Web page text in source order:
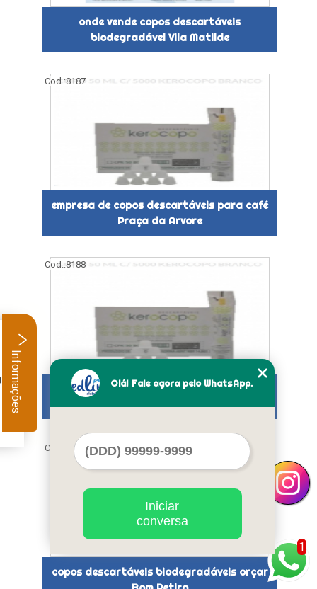
onde vende copos descartáveis
biodegradável Vila Matilde
Cod.:8187
empresa de copos descartáveis para café
Praça da Arvore
Cod.:8188
empresa de copos descartáveis para café
Vila Cordeiro
Cod.: 8189
copos descartáveis biodegradáveis orçar
1
Olá! Fale agora pelo WhatsApp.
Iniciar
conversa
Informações